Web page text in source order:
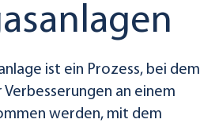
ist ein Prozess, bei dem
an einem
werden, mit dem